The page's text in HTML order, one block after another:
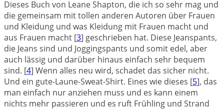
Dieses Buch von Leane Shapton, die ich so sehr mag und
die gemeinsam mit tollen anderen Autoren über Frauen
und Kleidung und was Kleidung mit Frauen macht und
aus Frauen macht [3] geschrieben hat. Diese Jeanspants,
die Jeans sind und Joggingspants und somit edel, aber
auch lässig und darüber hinaus einfach sehr bequem
sind. [4] Wenn alles neu wird, schadet das sicher nicht.
Und ein gute-Laune-Sweat-Shirt. Eines wie dieses [5], das
man einfach nur anziehen muss und es kann einem
nichts mehr passieren und es ruft Frühling und Strand